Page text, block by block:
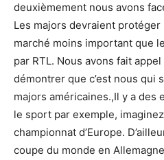
deuxièmement nous avons
Les majors devraient protéger
marché moins important que
par RTL. Nous avons fait
démontrer que c’est nous qui
majors américaines.,Il y a des
le sport par exemple,
championnat d’Europe.
coupe du monde en